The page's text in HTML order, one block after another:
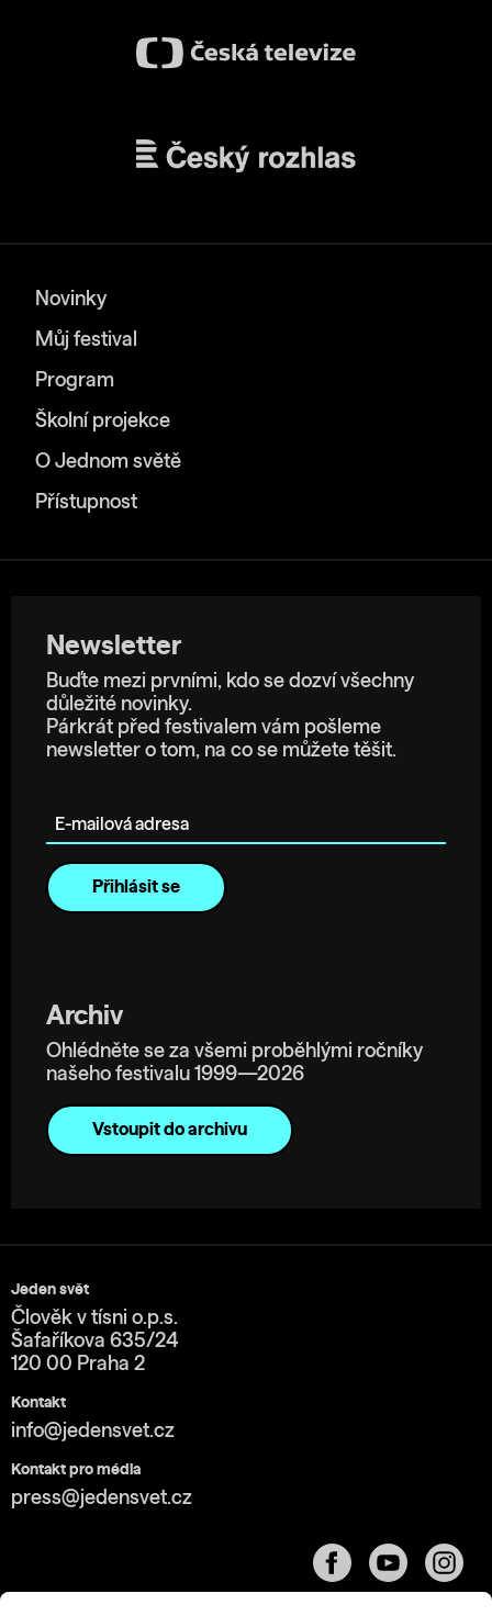
Novinky
Můj festival
Program
Školní projekce
O Jednom světě
Přístupnost
Newsletter
Buďte mezi prvními, kdo se dozví všechny
důležité novinky.
Párkrát před festivalem vám pošleme
newsletter o tom, na co se můžete těšit.
Archiv
Ohlédněte se za všemi proběhlými ročníky
našeho festivalu 1999—2026
Vstoupit do archivu
Jeden svět
Člověk v tísni o.p.s.
Šafaříkova 635/24
120 00 Praha 2
Kontakt
info@jedensvet.cz
Kontakt pro média
press@jedensvet.cz